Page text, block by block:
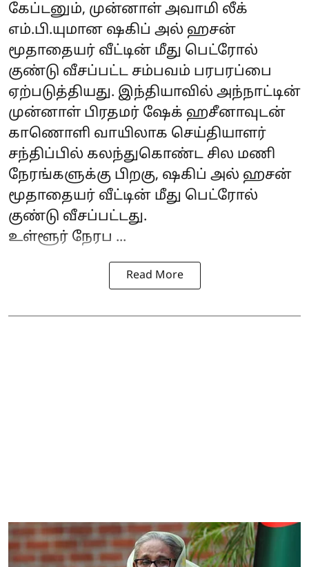
கேப்டனும், முன்னாள் அவாமி லீக்
எம்.பி.யுமான ஷகிப் அல் ஹசன்
மூதாதையர் வீட்டின் மீது பெட்ரோல்
குண்டு வீசப்பட்ட சம்பவம் பரபரப்பை
ஏற்படுத்தியது. இந்தியாவில் அந்நாட்டின்
முன்னாள் பிரதமர் ஷேக் ஹசீனாவுடன்
காணொளி வாயிலாக செய்தியாளர்
சந்திப்பில் கலந்துகொண்ட சில மணி
நேரங்களுக்கு பிறகு, ஷகிப் அல் ஹசன்
மூதாதையர் வீட்டின் மீது பெட்ரோல்
குண்டு வீசப்பட்டது.
உள்ளூர் நேரப ...
Read More